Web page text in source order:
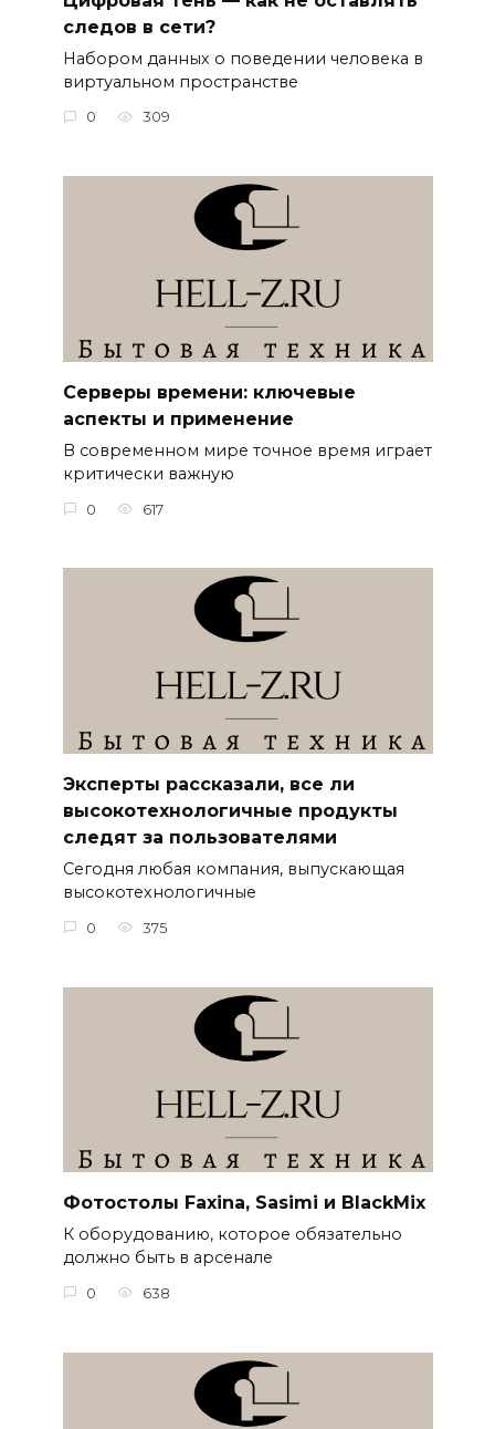
следов в сети?
Набором данных о поведении человека в
виртуальном пространстве
0 309
Серверы времени: ключевые
аспекты и применение
В современном мире точное время играет
критически важную
0 617
Эксперты рассказали, все ли
высокотехнологичные продукты
следят за пользователями
Сегодня любая компания, выпускающая
высокотехнологичные
0 375
Фотостолы Faxina, Sasimi и BlackMix
К оборудованию, которое обязательно
должно быть в арсенале
0 638